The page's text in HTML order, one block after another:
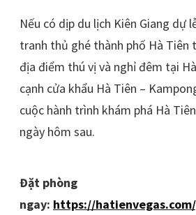
Nếu có dịp du lịch Kiên Giang dự
tranh thủ ghé thành phố Hà Tiên
địa điểm thú vị và nghỉ đêm tại
cạnh cửa khẩu Hà Tiên –
cuộc hành trình khám phá Hà
ngày hôm sau.
Đặt phòng
ngay: https://